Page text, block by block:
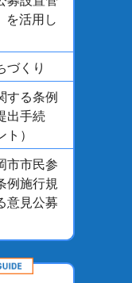
を活用し
づくり
する条例
出手続
ト）
市市民参
例施行規
意見公募